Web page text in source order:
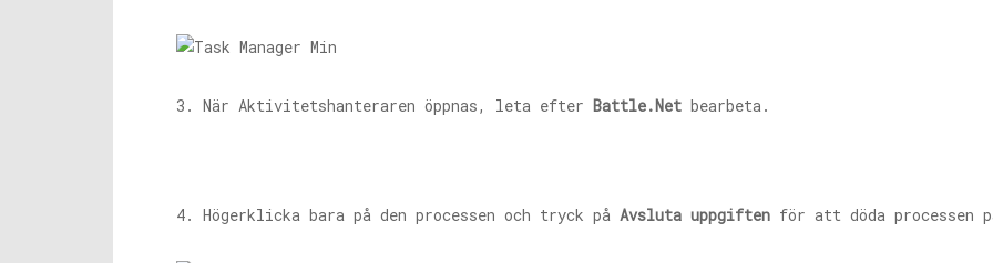
3. När Aktivitetshanteraren öppnas, leta efter Battle.Net bearbeta.
4. Högerklicka bara på den processen och tryck på Avsluta uppgiften för att döda processen